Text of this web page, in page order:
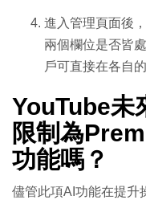
進入管理頁面後
兩個欄位是否皆
戶可直接在各自
YouTube未
限制為
功能嗎？
儘管此項AI功能在提升